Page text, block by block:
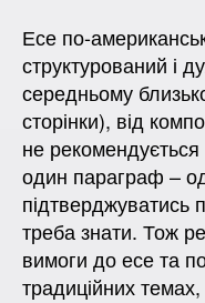
Есе по-
структурований і
середньому
сторінки), від
не
один параграф –
підтверджуватись
треба знати. Тож
вимоги до есе та
традиційних